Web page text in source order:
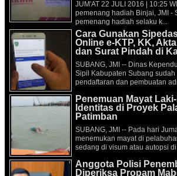
JUM'AT 22 JULI 2016 | 10:25
pemenang hadiah Binjai, JMI -
pemenang hadiah selaku k...
Cara Gunakan
Online e-KTP, KK,
dan Surat Pindah di
SUBANG, JMI -- Dinas
Sipil Kabupaten Subang
pendaftaran dan pembuatan
Penemuan Mayat
Identitas di Proyek
Patimban
SUBANG, JMI -- Pada hari
menemukan mayat di
sedang di visum atau autopsi di
Anggota Polisi
Diperiksa Propam